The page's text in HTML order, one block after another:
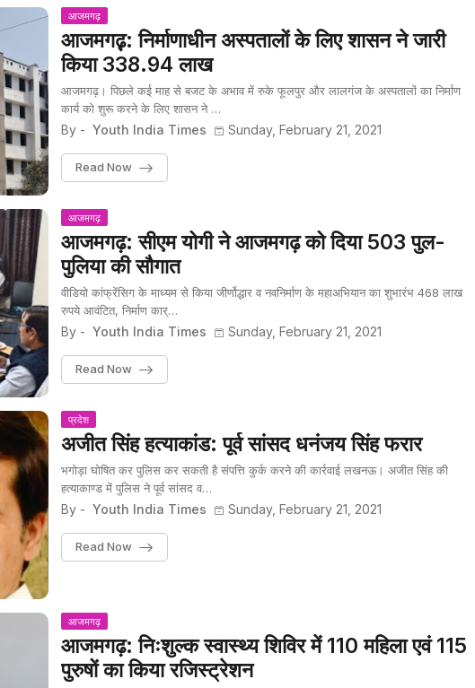
आजमगढ़
आजमगढ़़: निर्माणाधीन अस्पतालों के लिए शासन ने जारी
किया 338.94 लाख
आजमगढ़। पिछले कई माह से बजट के अभाव में रुके फूलपुर और लालगंज के अस्पतालों का निर्माण
कार्य को शुरू करने के लिए शासन ने …
By - Youth India Times Sunday, February 21, 2021
Read Now
आजमगढ़
आजमगढ़: सीएम योगी ने आजमगढ़ को दिया 503 पुल-
पुलिया की सौगात
वीडियो कांफ्रेंसिग के माध्यम से किया जीर्णोद्धार व नवनिर्माण के महाअभियान का शुभारंभ 468 लाख
रुपये आवंटित, निर्माण कार्…
By - Youth India Times Sunday, February 21, 2021
Read Now
प्रदेश
अजीत सिंह हत्याकांड: पूर्व सांसद धनंजय सिंह फरार
भगोड़ा घोषित कर पुलिस कर सकती है संपत्ति कुर्क करने की कार्रवाई लखनऊ। अजीत सिंह की
हत्याकाण्ड में पुलिस ने पूर्व सांसद व…
By - Youth India Times Sunday, February 21, 2021
Read Now
आजमगढ़
आजमगढ़: निःशुल्क स्वास्थ्य शिविर में 110 महिला एवं 115
पुरुषों का किया रजिस्ट्रेशन